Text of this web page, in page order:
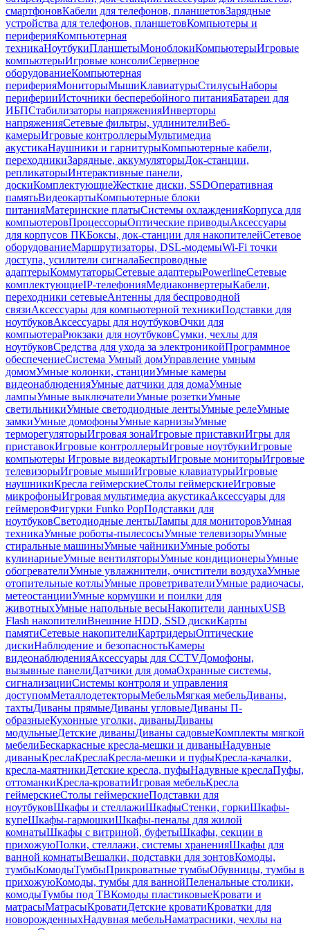
смартфоновКабели для телефонов, планшетовЗарядные
устройства для телефонов, планшетовКомпьютеры и
периферияКомпьютерная
техникаНоутбукиПланшетыМоноблокиКомпьютерыИгровые
компьютерыИгровые консолиСерверное
оборудованиеКомпьютерная
периферияМониторыМышиКлавиатурыСтилусыНаборы
периферииИсточники бесперебойного питанияБатареи для
ИБПСтабилизаторы напряженияИнверторы
напряженияСетевые фильтры, удлинителиВеб-
камерыИгровые контроллерыМультимедиа
акустикаНаушники и гарнитурыКомпьютерные кабели,
переходникиЗарядные, аккумуляторыДок-станции,
репликаторыИнтерактивные панели,
доскиКомплектующиеЖесткие диски, SSDОперативная
памятьВидеокартыКомпьютерные блоки
питанияМатеринские платыСистемы охлажденияКорпуса для
компьютеровПроцессорыОптические приводыАксессуары
для корпусов ПКБоксы, док-станции для накопителейСетевое
оборудованиеМаршрутизаторы, DSL-модемыWi-Fi точки
доступа, усилители сигналаБеспроводные
адаптерыКоммутаторыСетевые адаптерыPowerlineСетевые
комплектующиеIP-телефонияМедиаконвертерыКабели,
переходники сетевыеАнтенны для беспроводной
связиАксессуары для компьютерной техникиПодставки для
ноутбуковАксессуары для ноутбуковОчки для
компьютераРюкзаки для ноутбуковСумки, чехлы для
ноутбуковСредства для ухода за электроникойПрограммное
обеспечениеСистема Умный домУправление умным
домомУмные колонки, станцииУмные камеры
видеонаблюденияУмные датчики для домаУмные
лампыУмные выключателиУмные розеткиУмные
светильникиУмные светодиодные лентыУмные релеУмные
замкиУмные домофоныУмные карнизыУмные
терморегуляторыИгровая зонаИгровые приставкиИгры для
приставокИгровые контроллерыИгровые ноутбукиИгровые
компьютеры Игровые видеокартыИгровые мониторыИгровые
телевизорыИгровые мышиИгровые клавиатурыИгровые
наушникиКресла геймерскиеСтолы геймерскиеИгровые
микрофоныИгровая мультимедиа акустикаАксессуары для
геймеровФигурки Funko PopПодставки для
ноутбуковСветодиодные лентыЛампы для мониторовУмная
техникаУмные роботы-пылесосыУмные телевизорыУмные
стиральные машиныУмные чайникиУмные роботы
кулинарныеУмные вентиляторыУмные кондиционерыУмные
обогревателиУмные увлажнители, очистители воздухаУмные
отопительные котлыУмные проветривателиУмные радиочасы,
метеостанцииУмные кормушки и поилки для
животныхУмные напольные весыНакопители данныхUSB
Flash накопителиВнешние HDD, SSD дискиКарты
памятиСетевые накопителиКартридерыОптические
дискиНаблюдение и безопасностьКамеры
видеонаблюденияАксессуары для CCTVДомофоны,
вызывные панелиДатчики для домаОхранные системы,
сигнализацииСистемы контроля и управления
доступомМеталлодетекторыМебельМягкая мебельДиваны,
тахтыДиваны прямыеДиваны угловыеДиваны П-
образныеКухонные уголки, диваныДиваны
модульныеДетские диваныДиваны садовыеКомплекты мягкой
мебелиБескаркасные кресла-мешки и диваныНадувные
диваныКреслаКреслаКресла-мешки и пуфыКресла-качалки,
кресла-маятникиДетские кресла, пуфыНадувные креслаПуфы,
оттоманкиКресла-кроватиИгровая мебельКресла
геймерскиеСтолы геймерскиеПодставки для
ноутбуковШкафы и стеллажиШкафыСтенки, горкиШкафы-
купеШкафы-гармошкиШкафы-пеналы для жилой
комнатыШкафы с витриной, буфетыШкафы, секции в
прихожуюПолки, стеллажи, системы храненияШкафы для
ванной комнатыВешалки, подставки для зонтовКомоды,
тумбыКомодыТумбыПрикроватные тумбыОбувницы, тумбы в
прихожуюКомоды, тумбы для ваннойПеленальные столики,
комодыТумбы под ТВКомоды пластиковыеКровати и
матрасыМатрасыКроватиДетские кроватиКроватки для
новорожденныхНадувная мебельНаматрасники, чехлы на